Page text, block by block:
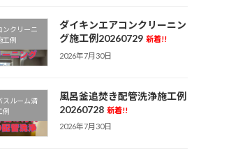
ンクリーニ
工例
ダイキンエアコンクリーニン
グ施工例20260729 新着!!
2026年7月30日
スルーム清
例
風呂釜追焚き配管洗浄施工例
20260728 新着!!
2026年7月30日